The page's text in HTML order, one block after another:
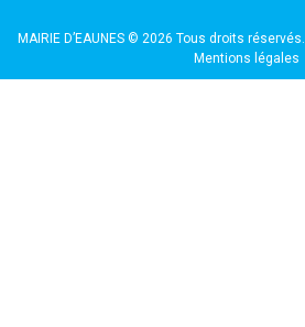
MAIRIE D’EAUNES © 2026 Tous droits réservés.
Mentions légales